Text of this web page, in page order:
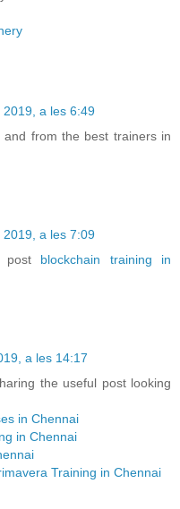
a les 6:49
and from the best trainers in
a les 7:09
post blockchain training in
a les 14:17
the useful post looking
in Chennai
in Chennai
Training in Chennai